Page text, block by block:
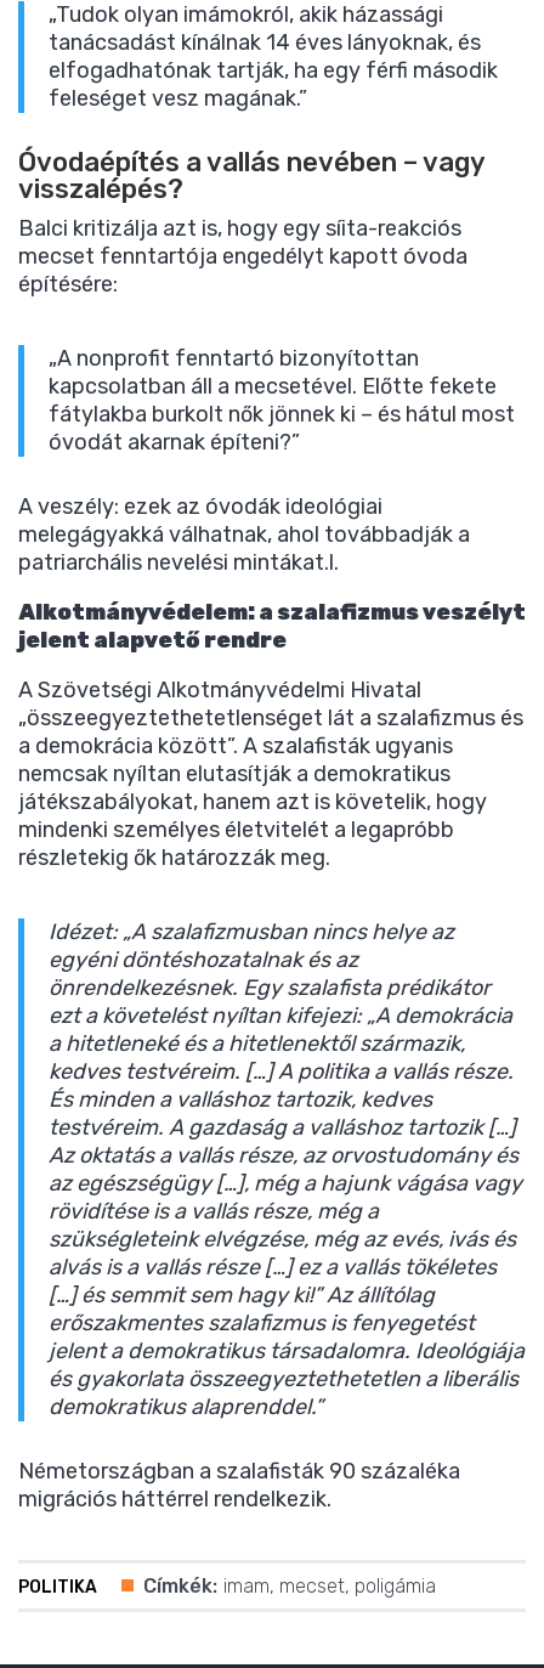
„Tudok olyan imámokról, akik házassági
tanácsadást kínálnak 14 éves lányoknak, és
elfogadhatónak tartják, ha egy férfi második
feleséget vesz magának.”
Óvodaépítés a vallás nevében – vagy
visszalépés?
Balci kritizálja azt is, hogy egy síita-reakciós
mecset fenntartója engedélyt kapott óvoda
építésére:
„A nonprofit fenntartó bizonyítottan
kapcsolatban áll a mecsetével. Előtte fekete
fátylakba burkolt nők jönnek ki – és hátul most
óvodát akarnak építeni?”
A veszély: ezek az óvodák ideológiai
melegágyakká válhatnak, ahol továbbadják a
patriarchális nevelési mintákat.l.
Alkotmányvédelem: a szalafizmus veszélyt
jelent alapvető rendre
A Szövetségi Alkotmányvédelmi Hivatal
„összeegyeztethetetlenséget lát a szalafizmus és
a demokrácia között”. A szalafisták ugyanis
nemcsak nyíltan elutasítják a demokratikus
játékszabályokat, hanem azt is követelik, hogy
mindenki személyes életvitelét a legapróbb
részletekig ők határozzák meg.
Idézet: „A szalafizmusban nincs helye az
egyéni döntéshozatalnak és az
önrendelkezésnek. Egy szalafista prédikátor
ezt a követelést nyíltan kifejezi: „A demokrácia
a hitetleneké és a hitetlenektől származik,
kedves testvéreim. […] A politika a vallás része.
És minden a valláshoz tartozik, kedves
testvéreim. A gazdaság a valláshoz tartozik […]
Az oktatás a vallás része, az orvostudomány és
az egészségügy […], még a hajunk vágása vagy
rövidítése is a vallás része, még a
szükségleteink elvégzése, még az evés, ivás és
alvás is a vallás része […] ez a vallás tökéletes
[…] és semmit sem hagy ki!” Az állítólag
erőszakmentes szalafizmus is fenyegetést
jelent a demokratikus társadalomra. Ideológiája
és gyakorlata összeegyeztethetetlen a liberális
demokratikus alaprenddel.”
Németországban a szalafisták 90 százaléka
migrációs háttérrel rendelkezik.
POLITIKA Címkék: imam, mecset, poligámia